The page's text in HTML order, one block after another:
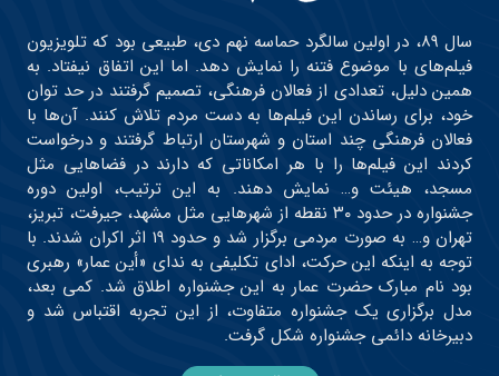
سال ۸۹، در اولین سالگرد حماسه نهم دی، طبیعی بود که تلویزیون
فیلم‌های با موضوع فتنه را نمایش دهد. اما این اتفاق نیفتاد. به
همین دلیل، تعدادی از فعالان فرهنگی، تصمیم گرفتند در حد توان
خود، برای رساندن این فیلم‌ها به دست مردم تلاش کنند. آن‌ها با
فعالان فرهنگی چند استان و شهرستان ارتباط گرفتند و درخواست
کردند این فیلم‌ها را با هر امکاناتی که دارند در فضاهایی مثل
مسجد، هیئت و… نمایش دهند. به این ترتیب، اولین دوره
جشنواره در حدود ۳۰ نقطه از شهرهایی مثل مشهد، جیرفت، تبریز،
تهران و… به صورت مردمی برگزار شد و حدود ۱۹ اثر اکران شدند. با
توجه به اینکه این حرکت، ادای تکلیفی به ندای «أین عمار» رهبری
بود نام مبارک حضرت عمار به این جشنواره اطلاق شد. کمی بعد،
مدل برگزاری یک جشنواره متفاوت، از این تجربه اقتباس شد و
دبیرخانه دائمی جشنواره شکل گرفت.